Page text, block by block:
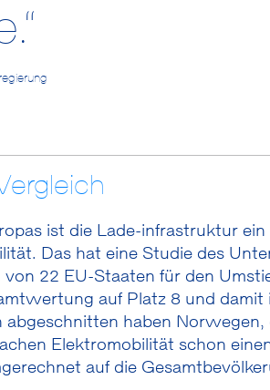
ist die Lade-infrastruktur
Das hat eine Studie des
22 EU-Staaten für den
auf Platz 8 und damit
abgeschnitten haben Norwegen,
Elektromobilität schon
auf die